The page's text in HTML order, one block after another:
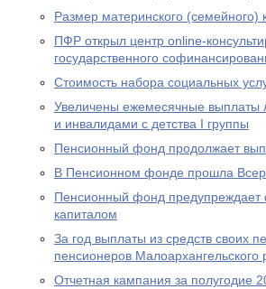
Размер материнского (семейного)
ПФР открыл центр online-
государственного
Стоимость набора социальных
Увеличены ежемесячные
и инвалидами с детства I группы
Пенсионный фонд продолжает
В Пенсионном фонде прошла
Пенсионный фонд предупреждает
капиталом
За год выплаты из средств своих
пенсионеров Малоархангельского
Отчетная кампания за полугодие